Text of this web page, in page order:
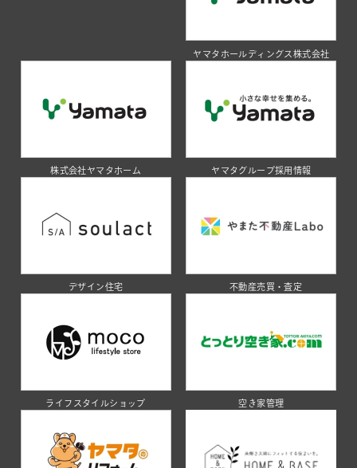
ヤマタホールディングス株式会社
株式会社ヤマタホーム ヤマタグループ採用情報
デザイン住宅 不動産売買・査定
ライフスタイルショップ 空き家管理